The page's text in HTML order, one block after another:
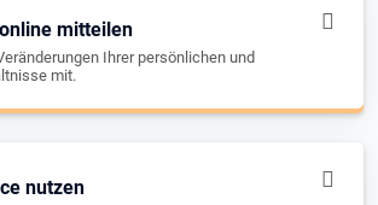
mitteilen
Ihrer persönlichen und
mit.
nutzen